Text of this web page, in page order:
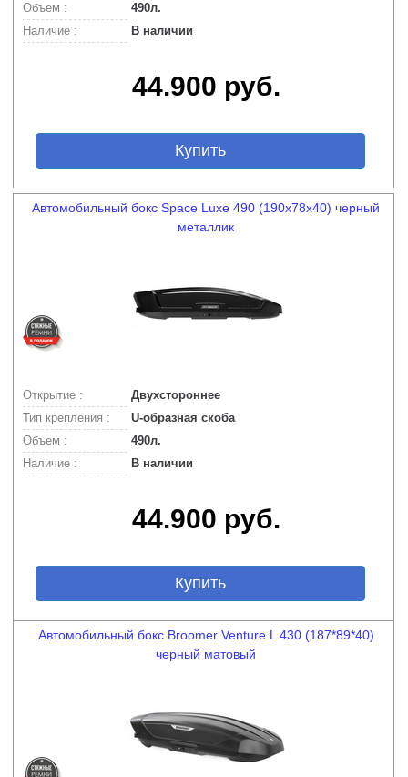
Объем :
490л.
Наличие :
В наличии
44.900 руб.
Купить
Автомобильный бокс Space Luxe 490 (190х78х40) черный
металлик
Открытие :
Двухстороннее
Тип крепления :
U-образная скоба
Объем :
490л.
Наличие :
В наличии
44.900 руб.
Купить
Автомобильный бокс Broomer Venture L 430 (187*89*40)
черный матовый